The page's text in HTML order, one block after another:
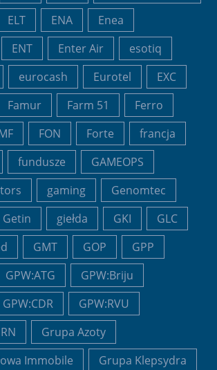
ELT ENA
Enea
ENT Enter Air
esotiq
eurocash Eurotel
EXC
Famur Farm 51
Ferro
FON Forte
francja
fundusze
GAMEOPS
gaming
Genomtec
Getin giełda GKI
GLC
GMT GOP
GPP
GPW:ATG
GPW:Briju
GPW:CDR
GPW:RVU
Grupa Azoty
Immobile
Grupa Klepsydra